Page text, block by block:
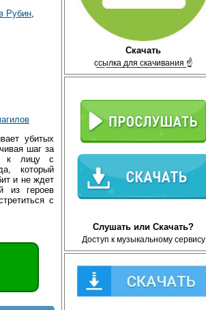
Скачать
с̲с̲ы̲л̲к̲а̲ ̲д̲л̲я̲ ̲с̲к̲а̲ч̲и̲в̲а̲н̲и̲я̲ ☝
Слушать или Скачать?
Доступ к музыкальному сервису
Рубин
убитых
шаг за
к лицу с
который
и не ждет
из героев
с